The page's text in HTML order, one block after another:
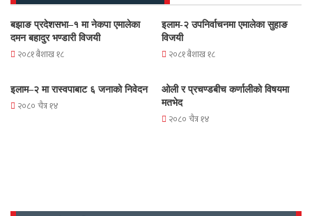
बझाङ प्रदेशसभा–१ मा नेकपा एमालेका
दमन बहादुर भण्डारी विजयी
२०८१ बैशाख १८
इलाम-२ उपनिर्वाचनमा एमालेका सुहाङ
विजयी
२०८१ बैशाख १८
इलाम–२ मा रास्वपाबाट ६ जनाको निवेदन
२०८० चैत्र १४
ओली र प्रचण्डबीच कर्णालीको विषयमा
मतभेद
२०८० चैत्र १४